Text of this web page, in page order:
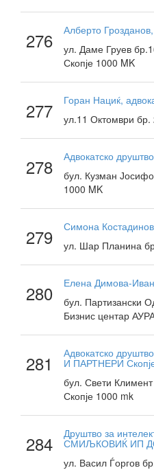
276
Алберто
ул. Даме Груев
Скопје 1000 MK
277
Горан Нациќ,
ул.11 Октомври бр.
278
Адвокатско
бул. Кузман
1000 MK
279
Симона
ул. Шар Планина
280
Елена Димова-
бул. Партизански
Бизнис центар
281 Адвокатско
И ПАРТНЕРИ
бул. Свети
Скопје 1000 mk
284 Друштво за
СМИЉКОВИЌ ИП
ул. Васил Ѓоргов